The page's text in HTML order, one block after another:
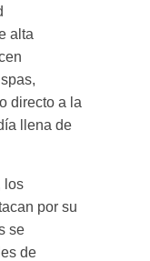
alta
directo a la
llena de
los
por su
se
de